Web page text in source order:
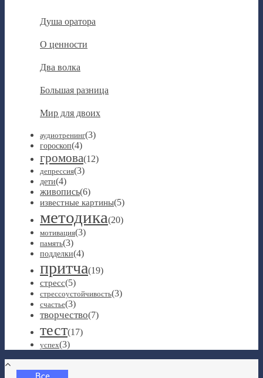
Душа оратора
О ценности
Два волка
Большая разница
Мир для двоих
аудиотренинг(3)
гороскоп(4)
громова(12)
депрессия(3)
дети(4)
живопись(6)
известные картины(5)
методика(20)
мотивация(3)
память(3)
подделки(4)
притча(19)
стресс(5)
стрессоустойчивость(3)
счастье(3)
творчество(7)
тест(17)
успех(3)